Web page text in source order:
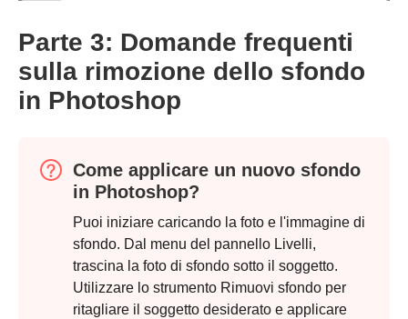
Parte 3: Domande frequenti
sulla rimozione dello sfondo
in Photoshop
Come applicare un nuovo sfondo
in Photoshop?
Puoi iniziare caricando la foto e l'immagine di
sfondo. Dal menu del pannello Livelli,
trascina la foto di sfondo sotto il soggetto.
Utilizzare lo strumento Rimuovi sfondo per
ritagliare il soggetto desiderato e applicare